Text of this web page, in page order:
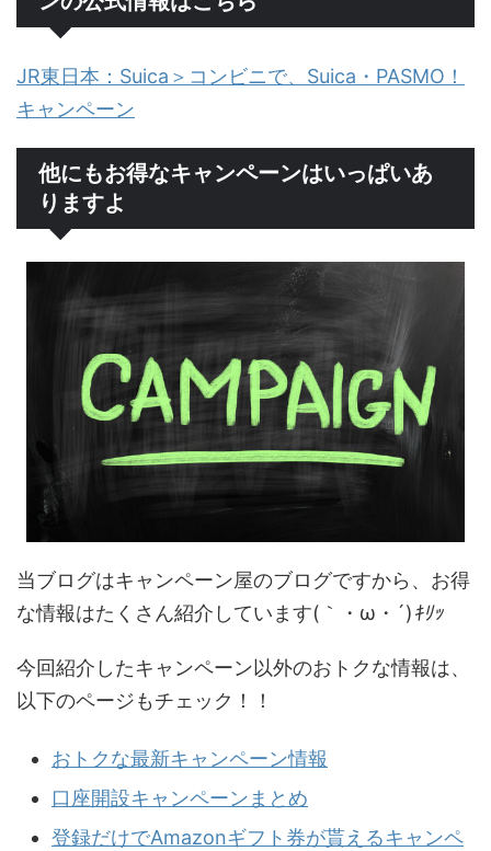
JR東日本：Suica＞コンビニで、Suica・PASMO！
キャンペーン
他にもお得なキャンペーンはいっぱいあ
りますよ
当ブログはキャンペーン屋のブログですから、お得
な情報はたくさん紹介しています(｀・ω・´)ｷﾘｯ
今回紹介したキャンペーン以外のおトクな情報は、
以下のページもチェック！！
おトクな最新キャンペーン情報
口座開設キャンペーンまとめ
登録だけでAmazonギフト券が貰えるキャンペ